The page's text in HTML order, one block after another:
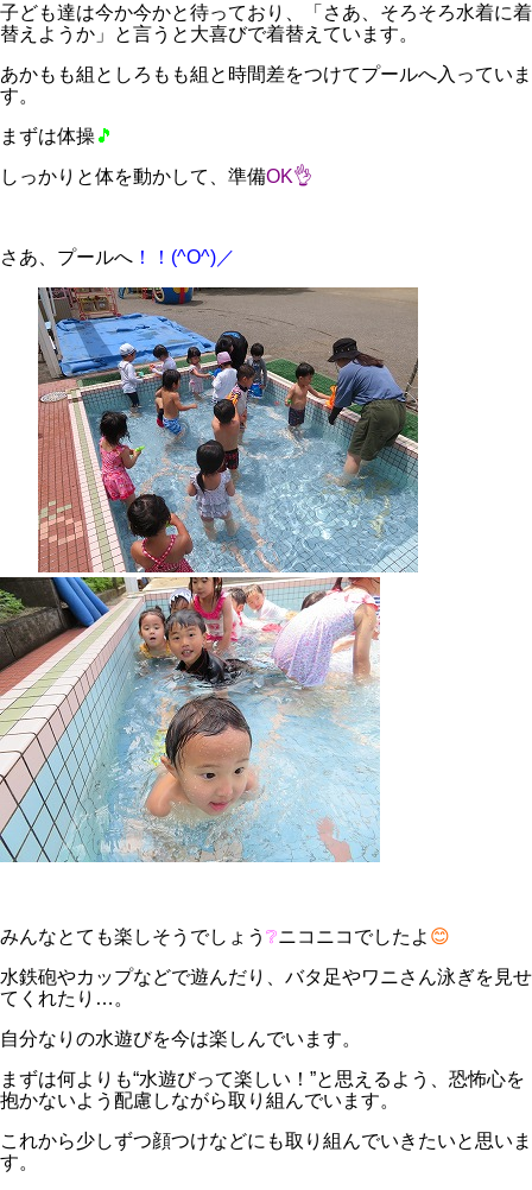
子ども達は今か今かと待っており、「さあ、そろそろ水着に着
替えようか」と言うと大喜びで着替えています。
あかもも組としろもも組と時間差をつけてプールへ入っていま
す。
まずは体操🎵
しっかりと体を動かして、準備OK👌
さあ、プールへ ！！(^O^)／
みんなとても楽しそうでしょう ❔ニコニコでしたよ 😊
水鉄砲やカップなどで遊んだり、バタ足やワニさん泳ぎを見せ
てくれたり…。
自分なりの水遊びを今は楽しんでいます。
まずは何よりも“水遊びって楽しい！”と思えるよう、恐怖心を
抱かないよう配慮しながら取り組んでいます。
これから少しずつ顔つけなどにも取り組んでいきたいと思いま
す。